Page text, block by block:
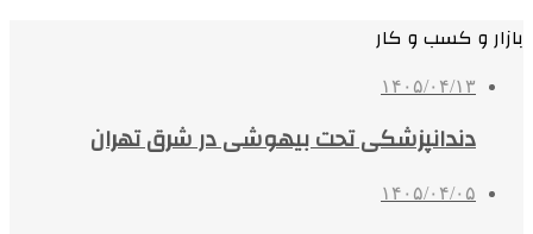
بازار و کسب و کار
۱۴۰۵/۰۴/۱۳
دندانپزشکی تحت بیهوشی در شرق تهران
۱۴۰۵/۰۴/۰۵